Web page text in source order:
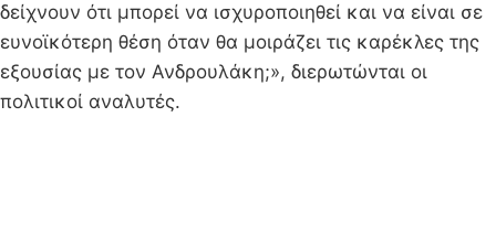
δείχνουν ότι μπορεί να ισχυροποιηθεί και να είναι σε
ευνοϊκότερη θέση όταν θα μοιράζει τις καρέκλες της
εξουσίας με τον Ανδρουλάκη;», διερωτώνται οι
πολιτικοί αναλυτές.